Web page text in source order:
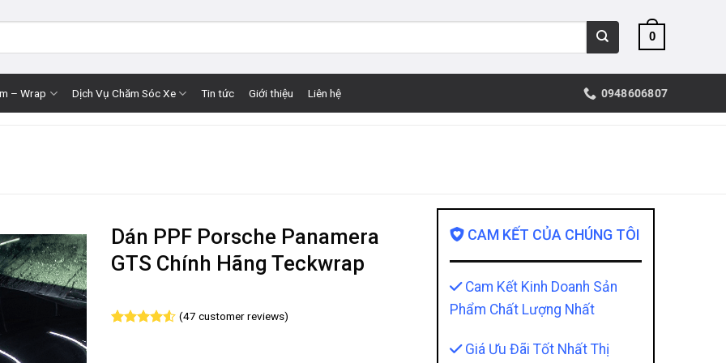
0
– Wrap Dịch Vụ Chăm Sóc Xe Tin tức Giới thiệu Liên hệ 0948606807
Dán PPF Porsche Panamera
GTS Chính Hãng Teckwrap
(47 customer reviews)
CAM KẾT CỦA CHÚNG TÔI
Cam Kết Kinh Doanh Sản
Phẩm Chất Lượng Nhất
Giá Ưu Đãi Tốt Nhất Thị